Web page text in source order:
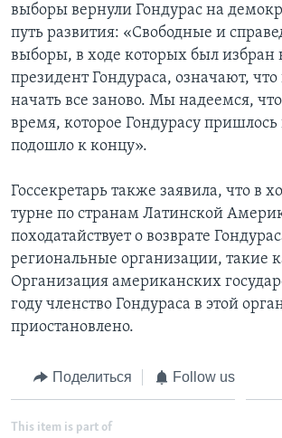
выборы вернули Гондурас на
путь развития: «Свободные и
выборы, в ходе которых был избран
президент Гондураса, означают,
начать все заново. Мы надеемся,
время, которое Гондурасу
подошло к концу».
Госсекретарь также заявила, что в
турне по странам Латинской
походатайствует о возврате
региональные организации, такие
Организация американских
году членство Гондураса в этой
приостановлено.
Поделиться Follow us
This item is part of